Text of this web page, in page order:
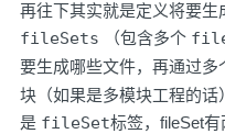
再往下其实就是定义将要
fileSets （包含多个
要生成哪些文件，再通过多
块（如果是多模块工程的
是 fileSet标签，fileSet